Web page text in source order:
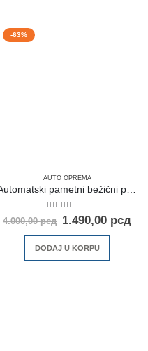
-63%
AUTO OPREMA
Automatski pametni bežični punjač
out of 5
4.000,00рсд 1.490,00 рсд
DODAJ U KORPU